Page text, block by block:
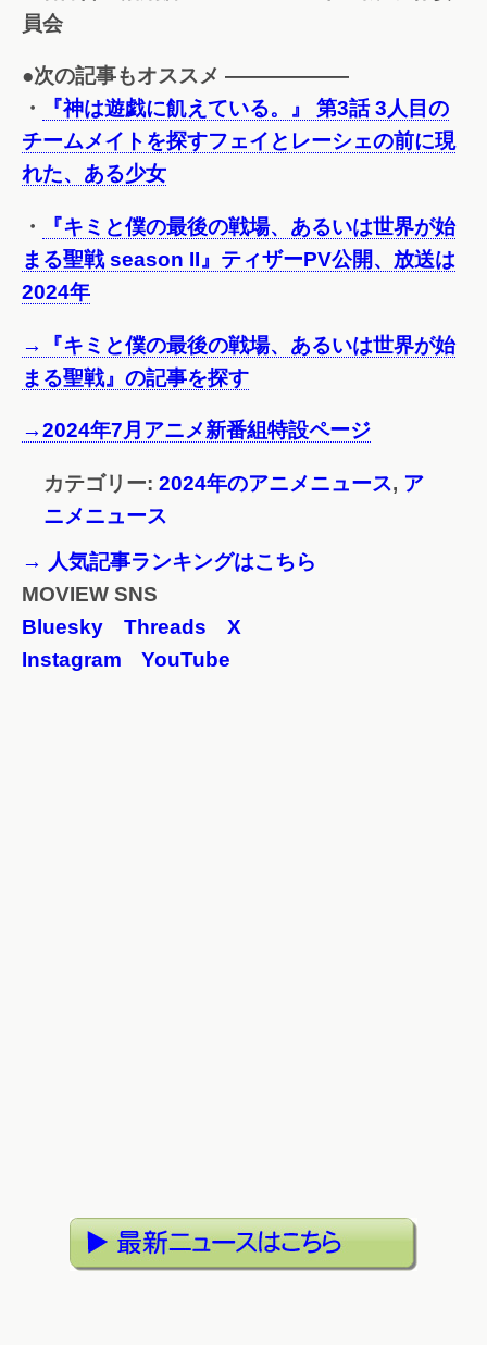
員会
●次の記事もオススメ ——————
・
『神は遊戯に飢えている。』 第3話 3人目の
チームメイトを探すフェイとレーシェの前に現
れた、ある少女
・
『キミと僕の最後の戦場、あるいは世界が始
まる聖戦 season II』ティザーPV公開、放送は
2024年
→『キミと僕の最後の戦場、あるいは世界が始
まる聖戦』の記事を探す
→2024年7月アニメ新番組特設ページ
カテゴリー: 2024年のアニメニュース, ア
ニメニュース
→ 人気記事ランキングはこちら
MOVIEW SNS
Bluesky
Threads
X
Instagram
YouTube